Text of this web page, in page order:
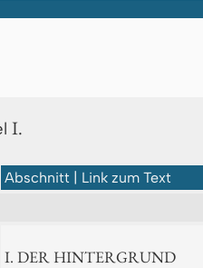
I.
Abschnitt | Link zum Text
I. DER HINTERGRUND